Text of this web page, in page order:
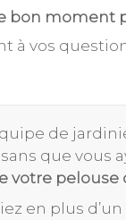
bon moment
à vos
de
sans que vous
votre
en plus d’un